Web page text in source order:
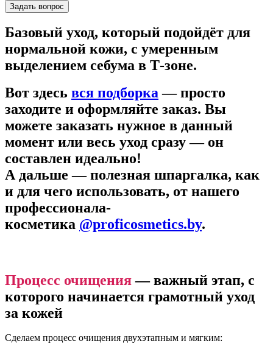
Задать вопрос
Базовый уход, который подойдёт для
нормальной кожи, с умеренным
выделением себума в Т-зоне.
Вот здесь вся подборка — просто
заходите и оформляйте заказ. Вы
можете заказать нужное в данный
момент или весь уход сразу — он
составлен идеально!
А дальше — полезная шпаргалка, как
и для чего использовать, от нашего
профессионала-
косметика @proficosmetics.by.
Процесс очищения— важный этап, с
которого начинается грамотный уход
за кожей
Сделаем процесс очищения двухэтапным и мягким: